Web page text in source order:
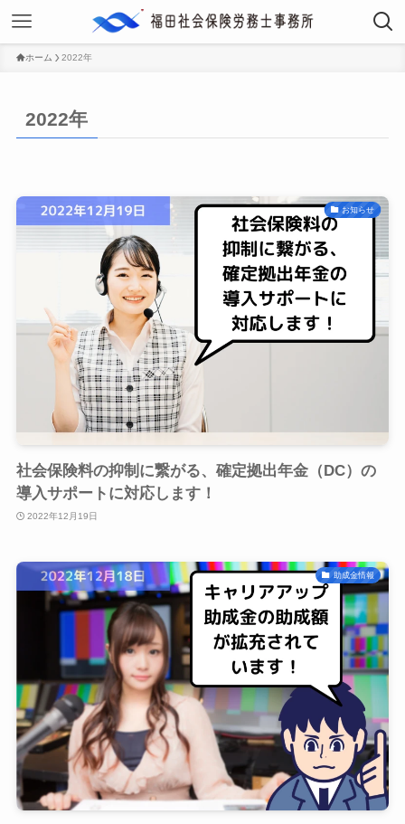
ホーム 2022年
2022年
お知らせ
社会保険料の抑制に繋がる、確定拠出年金（DC）の
導入サポートに対応します！
2022年12月19日
助成金情報